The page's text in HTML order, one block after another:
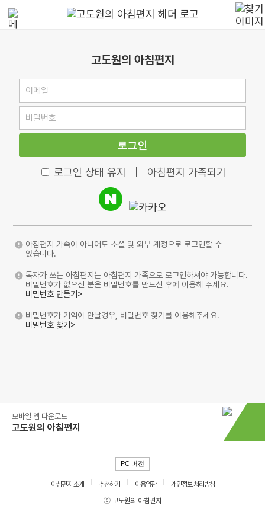
고도원의 아침편지
로그인
로그인 상태 유지 아침편지 가족되기
아침편지 가족이 아니어도 소셜 및 외부 계정으로 로그인할 수
있습니다.
독자가 쓰는 아침편지는 아침편지 가족으로 로그인하셔야 가능합니다.
비밀번호가 없으신 분은 비밀번호를 만드신 후에 이용해 주세요.
비밀번호 만들기>
비밀번호가 기억이 안날경우, 비밀번호 찾기를 이용해주세요.
비밀번호 찾기>
모바일 앱 다운로드
고도원의 아침편지
PC 버전
아침편지 소개 추천하기 이용약관
개인정보 처리방침
ⓒ 고도원의 아침편지